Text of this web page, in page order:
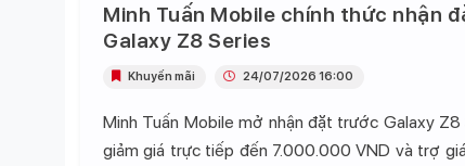
Minh Tuấn Mobile chính thức nhận
Galaxy Z8 Series
Minh Tuấn Mobile mở nhận đặt trước Galaxy
giảm giá trực tiếp đến 7.000.000 VND và trợ
Khuyến mãi 24/07/2026 16:00